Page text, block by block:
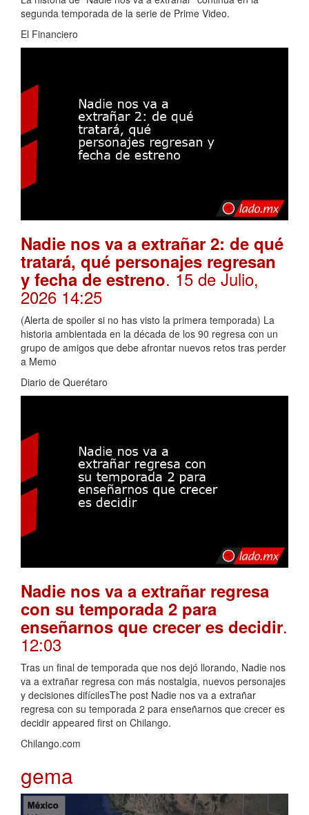
segunda temporada de la serie de Prime Video.
El Financiero
Nadie nos va a extrañar 2: de qué
tratará, qué personajes regresan
y fecha de estreno. 15 de Julio,
2026 14:25
(Alerta de spoiler si no has visto la primera temporada) La
historia ambientada en la década de los 90 regresa con un
grupo de amigos que debe afrontar nuevos retos tras perder
a Memo
Diario de Querétaro
Nadie nos va a extrañar regresa
con su temporada 2 para
enseñarnos que crecer es decidir.
12:03
Tras un final de temporada que nos dejó llorando, Nadie nos
va a extrañar regresa con más nostalgia, nuevos personajes
y decisiones difícilesThe post Nadie nos va a extrañar
regresa con su temporada 2 para enseñarnos que crecer es
decidir appeared first on Chilango.
Chilango.com
gema